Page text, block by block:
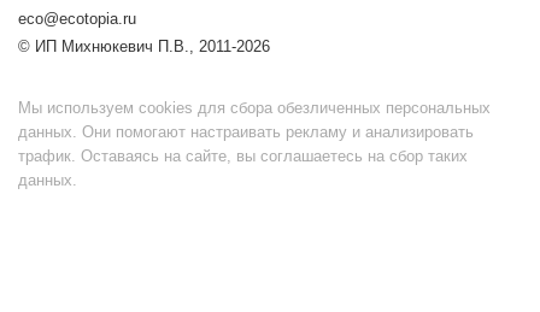
eco@ecotopia.ru
© ИП Михнюкевич П.В., 2011-2026
Мы используем cookies для сбора обезличенных персональных
данных. Они помогают настраивать рекламу и анализировать
трафик. Оставаясь на сайте, вы соглашаетесь на сбор таких
данных.